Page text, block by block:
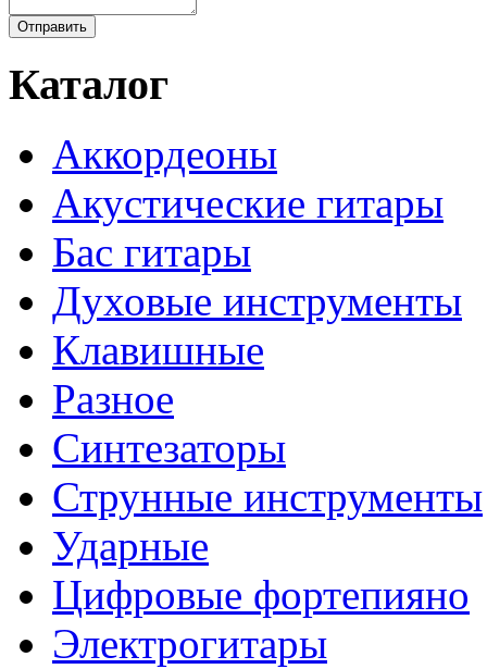
Каталог
Аккордеоны
Акустические гитары
Бас гитары
Духовые инструменты
Клавишные
Разное
Синтезаторы
Струнные инструменты
Ударные
Цифровые фортепияно
Электрогитары